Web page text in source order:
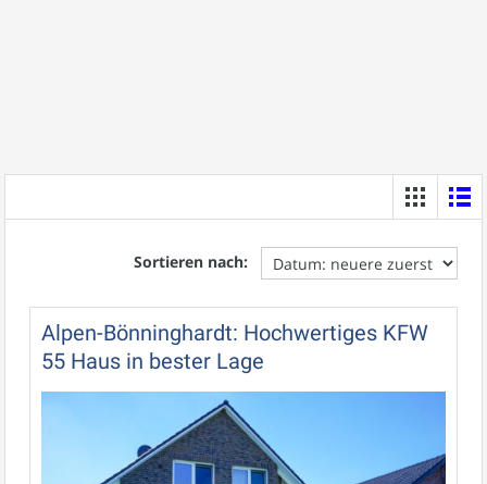
Sortieren nach:
Alpen-Bönninghardt: Hochwertiges KFW
55 Haus in bester Lage